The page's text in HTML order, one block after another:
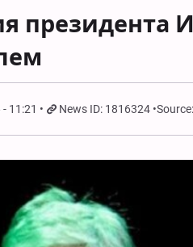
президента
11:21 News ID: 1816324